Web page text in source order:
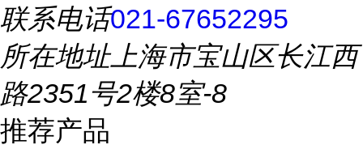
联系电话021-67652295
所在地址上海市宝山区长江西
路2351号2楼8室-8
推荐产品